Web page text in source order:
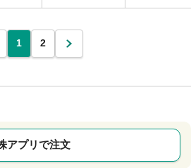
1 2
アプリで注文